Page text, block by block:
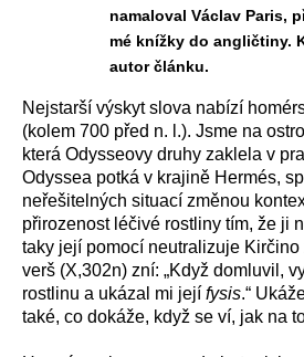
namaloval Václav Paris,
mé knížky do angličtiny.
autor článku.
Nejstarší výskyt slova nabízí
(kolem 700 před n. l.). Jsme na
která Odysseovy druhy zaklela v
Odyssea potká v krajině Hermés,
neřešitelných situací změnou
přirozenost léčivé rostliny tím, že ji
taky její pomocí neutralizuje
verš (X,302n) zní: „Když domluvil,
rostlinu a ukázal mi její fysis.“
také, co dokáže, když se ví, jak na